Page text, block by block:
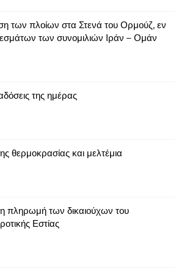
των πλοίων στα Στενά του Ορμούζ, εν
των συνομιλιών Ιράν – Ομάν
της ημέρας
θερμοκρασίας και μελτέμια
πληρωμή των δικαιούχων του
Εστίας